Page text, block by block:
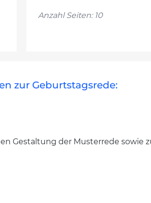
Anzahl Seiten: 10
zur Geburtstagsrede:
Gestaltung der Musterrede sowie